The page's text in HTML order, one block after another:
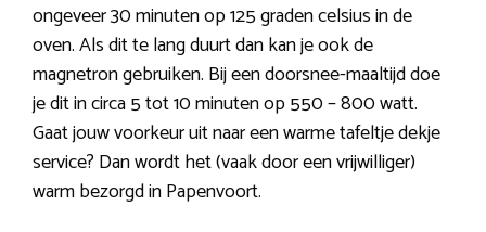
ongeveer 30 minuten op 125 graden celsius in de
oven. Als dit te lang duurt dan kan je ook de
magnetron gebruiken. Bij een doorsnee-maaltijd doe
je dit in circa 5 tot 10 minuten op 550 – 800 watt.
Gaat jouw voorkeur uit naar een warme tafeltje dekje
service? Dan wordt het (vaak door een vrijwilliger)
warm bezorgd in Papenvoort.